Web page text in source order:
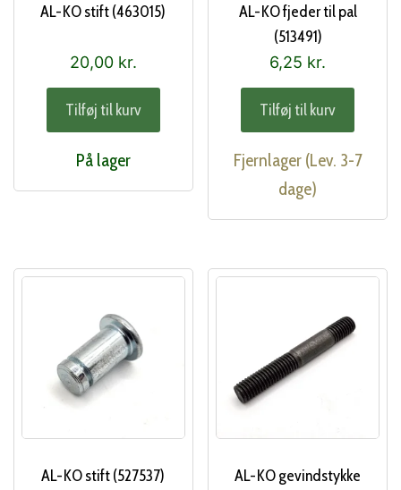
AL-KO stift (463015)
20,00 kr.
Tilføj til kurv
På lager
AL-KO fjeder til pal
(513491)
6,25 kr.
Tilføj til kurv
Fjernlager (Lev. 3-7
dage)
AL-KO stift (527537)
AL-KO gevindstykke